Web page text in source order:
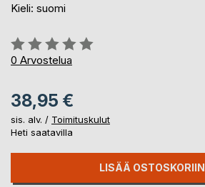
Kieli: suomi
Arvostelu::
0%
0 Arvostelua
38,95 €
sis. alv. / Toimituskulut
Heti saatavilla
LISÄÄ OSTOSKORIIN